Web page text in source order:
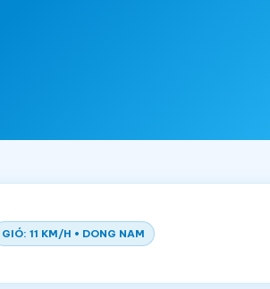
GIÓ: 11 KM/H • DONG NAM